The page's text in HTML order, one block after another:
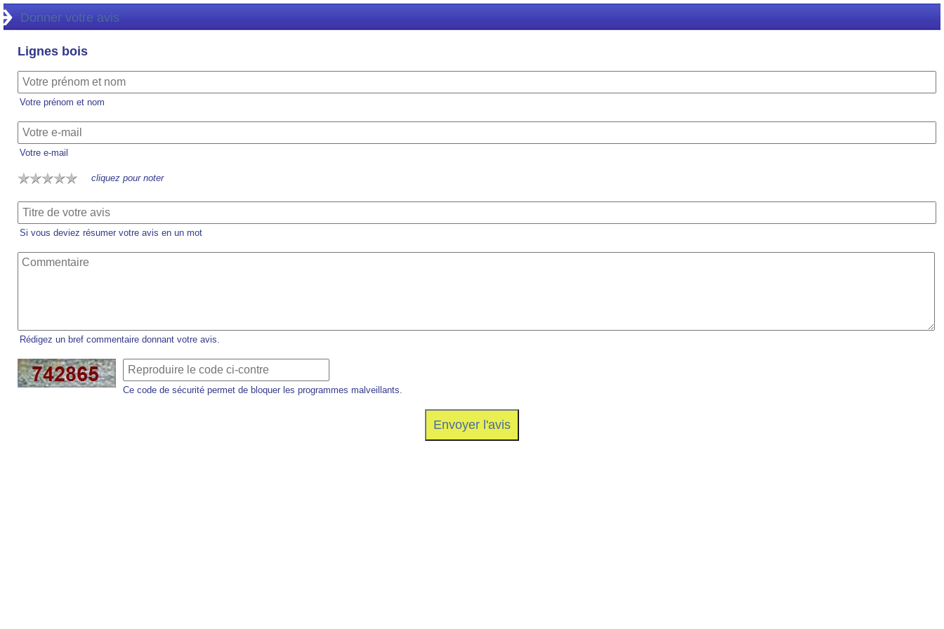
Donner votre avis
Lignes bois
Votre prénom et nom
Votre e-mail
cliquez pour noter
Si vous deviez résumer votre avis en un mot
Rédigez un bref commentaire donnant votre avis.
Ce code de sécurité permet de bloquer les programmes malveillants.